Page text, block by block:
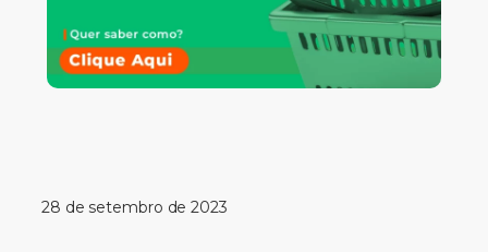
28 de setembro de 2023